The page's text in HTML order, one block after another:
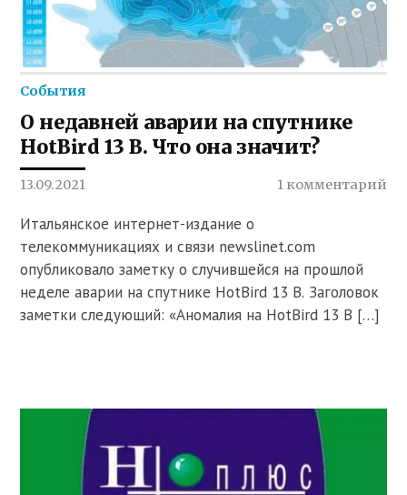
События
О недавней аварии на спутнике
HotBird 13 B. Что она значит?
13.09.2021 1 комментарий
Итальянское интернет-издание о
телекоммуникациях и связи newslinet.com
опубликовало заметку о случившейся на прошлой
неделе аварии на спутнике HotBird 13 B. Заголовок
заметки следующий: «Аномалия на HotBird 13 B […]